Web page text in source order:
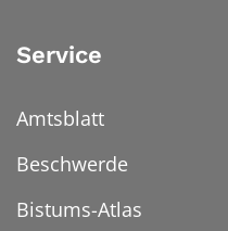
Service
Amtsblatt
Beschwerde
Bistums-Atlas